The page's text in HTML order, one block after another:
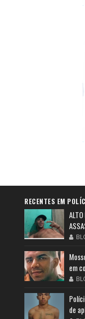
RECENTES EM
em
de